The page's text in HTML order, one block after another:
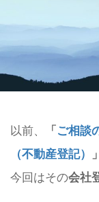
以前、 「 ご相談
（不動産登記）
」
今回はその会社